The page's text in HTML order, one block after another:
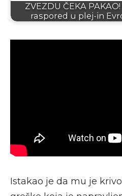
ZVEZDU ČEKA
raspored u plej-in
Istakao je da mu je